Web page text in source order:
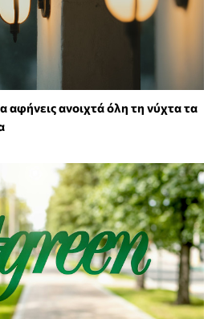
αφήνεις ανοιχτά όλη τη νύχτα τα